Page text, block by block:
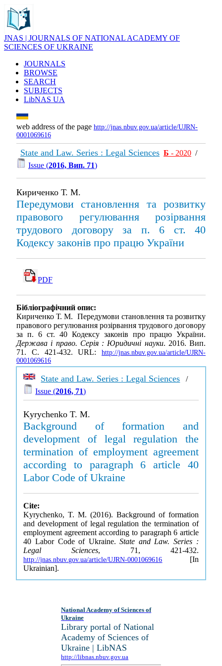
JNAS | JOURNALS OF NATIONAL ACADEMY OF
SCIENCES OF UKRAINE
JOURNALS
BROWSE
SEARCH
SUBJECTS
LibNAS UA
web address of the page http://jnas.nbuv.gov.ua/article/UJRN-
0001069616
State and Law. Series : Legal Sciences Б - 2020 /
Issue (2016, Вип. 71)
Кириченко Т. М.
Передумови становлення та розвитку
правового регулювання розірвання
трудового договору за п. 6 ст. 40
Кодексу законів про працю України
PDF
Бібліографічний опис:
Кириченко Т. М. Передумови становлення та розвитку
правового регулювання розірвання трудового договору
за п. 6 ст. 40 Кодексу законів про працю України.
Держава і право. Серія : Юридичні науки. 2016. Вип.
71. С. 421-432. URL: http://jnas.nbuv.gov.ua/article/UJRN-
0001069616
State and Law. Series : Legal Sciences /
Issue (2016, 71)
Kyrychenko T. M.
Background of formation and
development of legal regulation the
termination of employment agreement
according to paragraph 6 article 40
Labor Code of Ukraine
Cite:
Kyrychenko, T. M. (2016). Background of formation
and development of legal regulation the termination of
employment agreement according to paragraph 6 article
40 Labor Code of Ukraine.State and Law. Series :
Legal Sciences, 71, 421-432.
http://jnas.nbuv.gov.ua/article/UJRN-0001069616 [In
Ukrainian].
National Academy of Sciences of
Ukraine
Library portal of National
Academy of Sciences of
Ukraine | LibNAS
http://libnas.nbuv.gov.ua